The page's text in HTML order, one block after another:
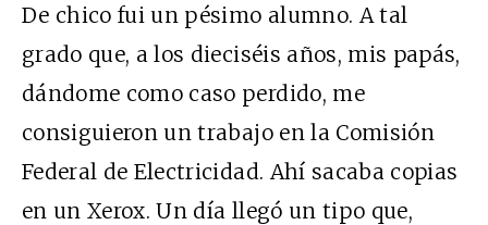
De chico fui un pésimo alumno. A tal
grado que, a los dieciséis años, mis papás,
dándome como caso perdido, me
consiguieron un trabajo en la Comisión
Federal de Electricidad. Ahí sacaba copias
en un Xerox. Un día llegó un tipo que,